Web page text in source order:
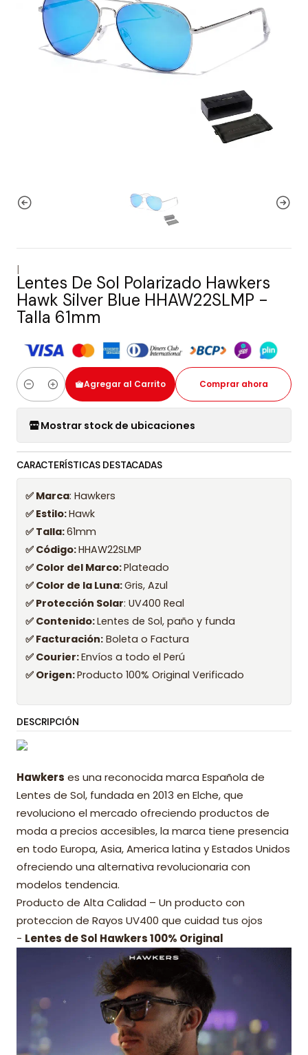
|
Lentes De Sol Polarizado Hawkers
Hawk Silver Blue HHAW22SLMP -
Talla 61mm
Cantidad
Agregar al Carrito Comprar ahora
Mostrar stock de ubicaciones
CARACTERÍSTICAS DESTACADAS
✅ Marca: Hawkers
✅ Estilo:Hawk
✅ Talla:61mm
✅ Código:HHAW22SLMP
✅ Color del Marco:Plateado
✅ Color de la Luna:Gris, Azul
✅ Protección Solar: UV400 Real
✅ Contenido:Lentes de Sol, paño y funda
✅ Facturación: Boleta o Factura
✅ Courier:Envíos a todo el Perú
✅ Origen:Producto 100% Original Verificado
DESCRIPCIÓN
Hawkers es una reconocida marca Española de
Lentes de Sol, fundada en 2013 en Elche, que
revoluciono el mercado ofreciendo productos de
moda a precios accesibles, la marca tiene presencia
en todo Europa, Asia, America latina y Estados Unidos
ofreciendo una alternativa revolucionaria con
modelos tendencia.
Producto de Alta Calidad – Un producto con
proteccion de Rayos UV400 que cuidad tus ojos
- Lentes de Sol Hawkers 100% Original